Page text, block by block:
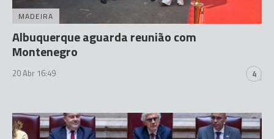
MADEIRA
Albuquerque aguarda reunião com
Montenegro
20 Abr 16:49 4